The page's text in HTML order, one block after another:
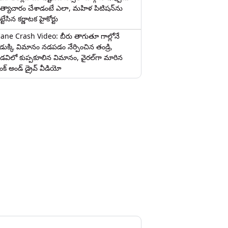
చేశాడంటే ఎలా, మహిళ పిటిషన్‌ను
కర్ణాటక హైకోర్టు
Crash Video: బీరు తాగుతూ గాల్లోనే
విమానం నడపడం నేర్పించిన తండ్రి,
కుప్పకూలిన విమానం, వైరల్‌గా మారిన
అండ్ డ్రైవ్ వీడియో